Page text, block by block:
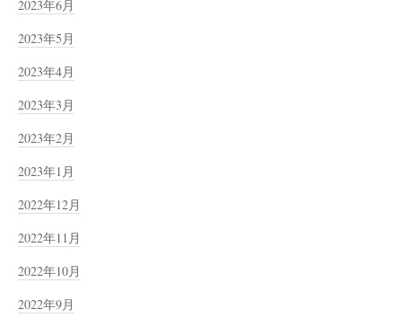
2023年6月
2023年5月
2023年4月
2023年3月
2023年2月
2023年1月
2022年12月
2022年11月
2022年10月
2022年9月